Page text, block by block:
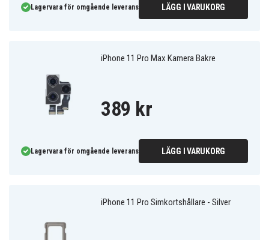
Lagervara för omgående leverans LÄGG I VARUKORG
iPhone 11 Pro Max Kamera Bakre
389 kr
Lagervara för omgående leverans LÄGG I VARUKORG
iPhone 11 Pro Simkortshållare - Silver